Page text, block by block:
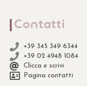
Contatti
+39 345 349 6344
+39 02 4948 1084
Clicca e scrivi
Pagina contatti